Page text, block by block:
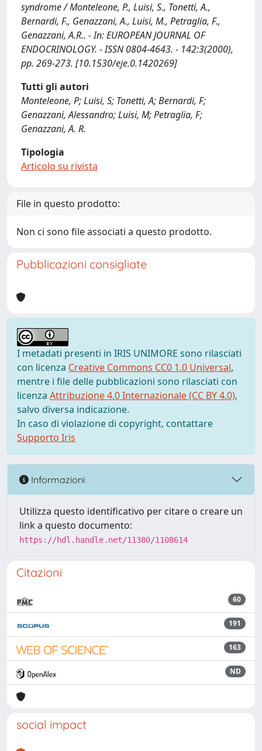
syndrome / Monteleone, P., Luisi, S., Tonetti, A.,
Bernardi, F., Genazzani, A., Luisi, M., Petraglia, F.,
Genazzani, A.R.. - In: EUROPEAN JOURNAL OF
ENDOCRINOLOGY. - ISSN 0804-4643. - 142:3(2000),
pp. 269-273. [10.1530/eje.0.1420269]
Tutti gli autori
Monteleone, P; Luisi, S; Tonetti, A; Bernardi, F;
Genazzani, Alessandro; Luisi, M; Petraglia, F;
Genazzani, A. R.
Tipologia
Articolo su rivista
File in questo prodotto:
Non ci sono file associati a questo prodotto.
Pubblicazioni consigliate
I metadati presenti in IRIS UNIMORE sono rilasciati
con licenza Creative Commons CC0 1.0 Universal,
mentre i file delle pubblicazioni sono rilasciati con
licenza Attribuzione 4.0 Internazionale (CC BY 4.0),
salvo diversa indicazione.
In caso di violazione di copyright, contattare
Supporto Iris
Informazioni
Utilizza questo identificativo per citare o creare un
link a questo documento:
https://hdl.handle.net/11380/1108614
Citazioni
60
191
163
ND
social impact